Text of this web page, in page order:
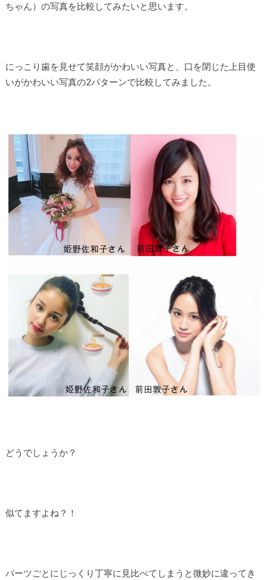
ちゃん）の写真を比較してみたいと思います。
にっこり歯を見せて笑顔がかわいい写真と、口を閉じた上目使
いがかわいい写真の2パターンで比較してみました。
どうでしょうか？
似てますよね？！
パーツごとにじっくり丁寧に見比べてしまうと微妙に違ってき